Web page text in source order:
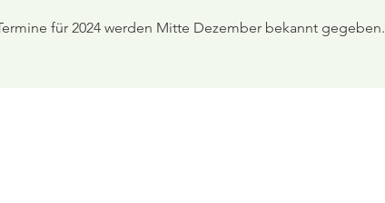
für 2024 werden Mitte Dezember bekannt gegeben.